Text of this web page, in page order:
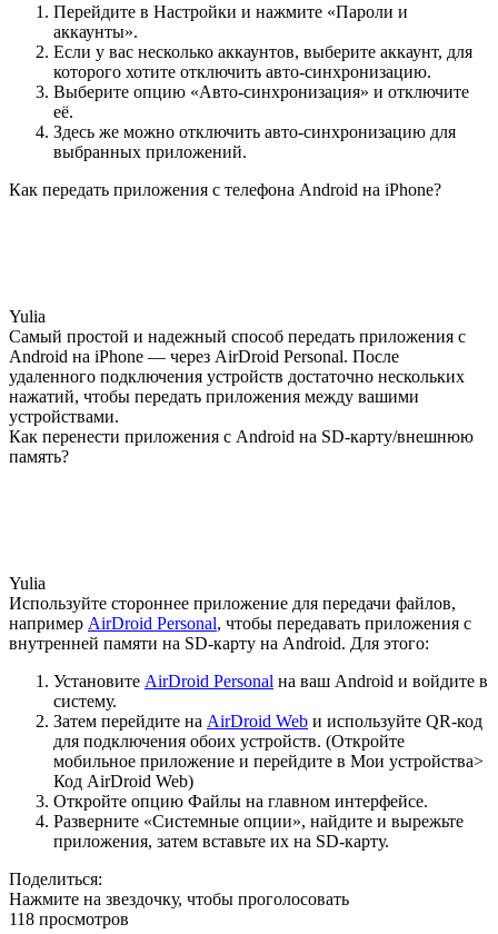
Перейдите в Настройки и нажмите «Пароли и
аккаунты».
Если у вас несколько аккаунтов, выберите аккаунт, для
которого хотите отключить авто-синхронизацию.
Выберите опцию «Авто-синхронизация» и отключите
её.
Здесь же можно отключить авто-синхронизацию для
выбранных приложений.
Как передать приложения с телефона Android на iPhone?
Yulia
Самый простой и надежный способ передать приложения с
Android на iPhone — через AirDroid Personal. После
удаленного подключения устройств достаточно нескольких
нажатий, чтобы передать приложения между вашими
устройствами.
Как перенести приложения с Android на SD-карту/внешнюю
память?
Yulia
Используйте стороннее приложение для передачи файлов,
например AirDroid Personal, чтобы передавать приложения с
внутренней памяти на SD-карту на Android. Для этого:
Установите AirDroid Personal на ваш Android и войдите в
систему.
Затем перейдите на AirDroid Web и используйте QR-код
для подключения обоих устройств. (Откройте
мобильное приложение и перейдите в Мои устройства>
Код AirDroid Web)
Откройте опцию Файлы на главном интерфейсе.
Разверните «Системные опции», найдите и вырежьте
приложения, затем вставьте их на SD-карту.
Поделиться:
Нажмите на звездочку, чтобы проголосовать
118 просмотров